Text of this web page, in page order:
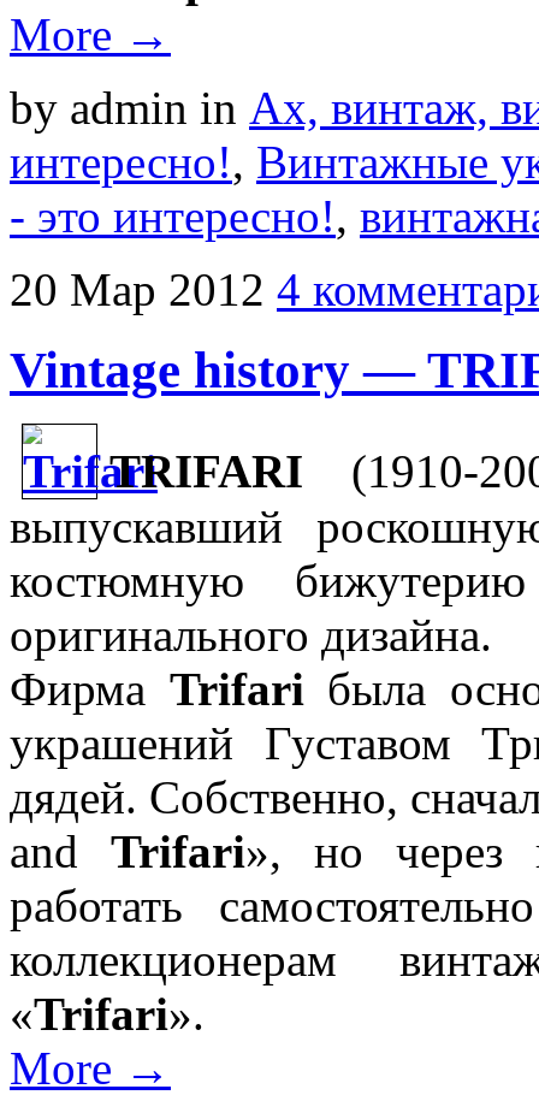
More →
by admin in Ах, винтаж,
интересно!, Винтажные
- это интересно!,
20 Мар 2012 4
Vintage history —
TRIFARI (1910-
выпускавший
костюмную
оригинального дизайна.
Фирма Trifari была
украшений Густавом
дядей. Собственно,
and Trifari», но через
работать
коллекционерам
«Trifari».
More →